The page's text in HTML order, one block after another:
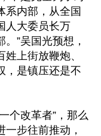
系内部，从全国
人大委员长万
”吴国光预想，
上街放鞭炮、
，是镇压还是不
个改革者”，那么
步往前推动，